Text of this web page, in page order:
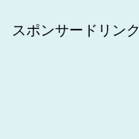
スポンサードリンク